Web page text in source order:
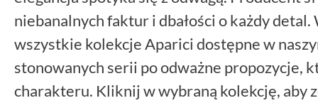
niebanalnych faktur i dbałości o każdy
wszystkie kolekcje Aparici dostępne w
stonowanych serii po odważne propozycje,
charakteru. Kliknij w wybraną kolekcję, aby